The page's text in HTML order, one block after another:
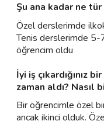
Şu ana kadar ne
Özel derslerimde
Tenis derslerimde 5-
öğrencim oldu
İyi iş çıkardığınız
zaman aldı? Nasıl
Bir öğrencimle özel
ancak ikinci olduk.